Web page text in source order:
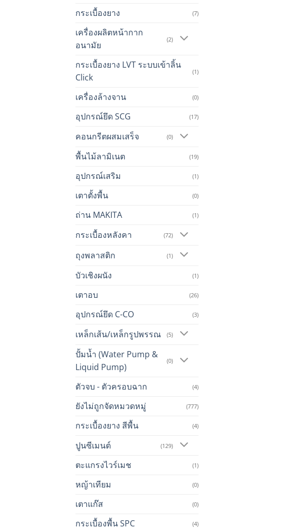
กระเบื้องยาง (7)
เครื่องผลิตหน้ากาก
อนามัย
(2)
กระเบื้องยาง LVT ระบบเข้าลิ้น
Click
(1)
เครื่องล้างจาน (0)
อุปกรณ์ยึด SCG (17)
คอนกรีตผสมเสร็จ (0)
พื้นไม้ลามิเนต (19)
อุปกรณ์เสริม (1)
เตาตั้งพื้น (0)
ถ่าน MAKITA (1)
กระเบื้องหลังคา (72)
ถุงพลาสติก (1)
บัวเชิงผนัง (1)
เตาอบ (26)
อุปกรณ์ยึด C-CO (3)
เหล็กเส้น/เหล็กรูปพรรณ (5)
ปั้มน้ำ (Water Pump &
Liquid Pump)
(0)
ตัวจบ - ตัวครอบฉาก (4)
ยังไม่ถูกจัดหมวดหมู่ (777)
กระเบื้องยาง สีพื้น (4)
ปูนซีเมนต์ (129)
ตะแกรงไวร์เมช (1)
หญ้าเทียม (0)
เตาแก๊ส (0)
กระเบื้องพื้น SPC (4)